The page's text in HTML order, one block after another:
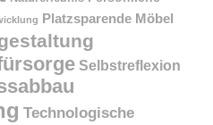
Platzsparende Möbel
Selbstreflexion
Technologische